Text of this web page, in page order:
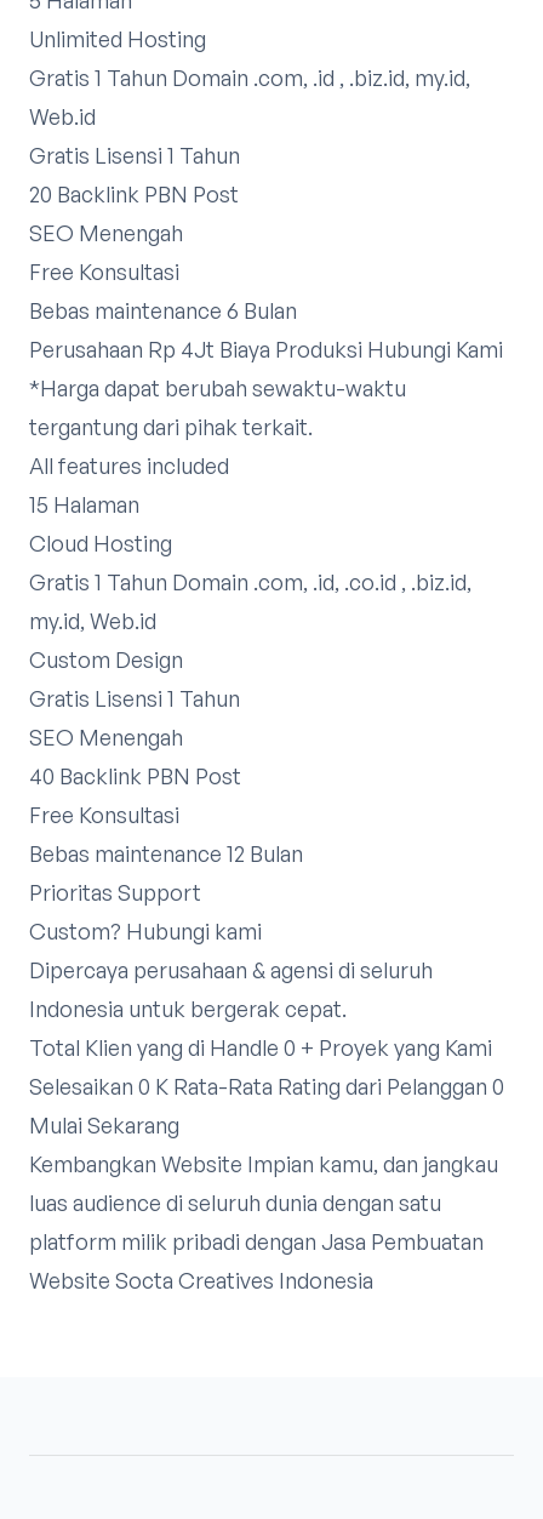
Unlimited Hosting
Gratis 1 Tahun Domain .com, .id , .biz.id, my.id,
Web.id
Gratis Lisensi 1 Tahun
20 Backlink PBN Post
SEO Menengah
Free Konsultasi
Bebas maintenance 6 Bulan
Perusahaan Rp 4Jt Biaya Produksi Hubungi Kami
*Harga dapat berubah sewaktu-waktu
tergantung dari pihak terkait.​
All features included
15 Halaman
Cloud Hosting
Gratis 1 Tahun Domain .com, .id, .co.id , .biz.id,
my.id, Web.id
Custom Design
Gratis Lisensi 1 Tahun
SEO Menengah
40 Backlink PBN Post
Free Konsultasi
Bebas maintenance 12 Bulan
Prioritas Support
Custom? Hubungi kami
Dipercaya perusahaan & agensi di seluruh
Indonesia untuk bergerak cepat.
Total Klien yang di Handle 0 + Proyek yang Kami
Selesaikan 0 K Rata-Rata Rating dari Pelanggan 0
Mulai Sekarang
Kembangkan Website Impian kamu, dan jangkau
luas audience di seluruh dunia dengan satu
platform milik pribadi dengan Jasa Pembuatan
Website Socta Creatives Indonesia